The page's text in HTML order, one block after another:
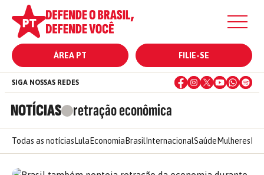
ÁREA PT FILIE-SE
NOTÍCIAS retração econômica
SIGA NOSSAS REDES
Todas as notícias Lula Economia Brasil InternacionalSaúde Mulheres